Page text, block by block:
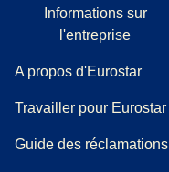
Informations sur
l'entreprise
A propos d'Eurostar
Travailler pour Eurostar
Guide des réclamations((